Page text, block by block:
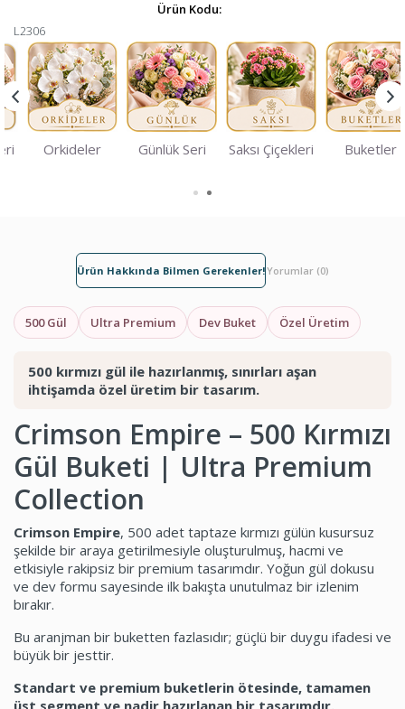
Ürün Kodu:
L2306
Orkideler Günlük Seri Saksı Çiçekleri Buketler
Ürün Hakkında Bilmen Gerekenler!Yorumlar (0)
500 Gül Ultra Premium Dev Buket Özel Üretim
500 kırmızı gül ile hazırlanmış, sınırları aşan
ihtişamda özel üretim bir tasarım.
Crimson Empire – 500 Kırmızı
Gül Buketi | Ultra Premium
Collection
Crimson Empire, 500 adet taptaze kırmızı gülün kusursuz
şekilde bir araya getirilmesiyle oluşturulmuş, hacmi ve
etkisiyle rakipsiz bir premium tasarımdır. Yoğun gül dokusu
ve dev formu sayesinde ilk bakışta unutulmaz bir izlenim
bırakır.
Bu aranjman bir buketten fazlasıdır; güçlü bir duygu ifadesi ve
büyük bir jesttir.
Standart ve premium buketlerin ötesinde, tamamen